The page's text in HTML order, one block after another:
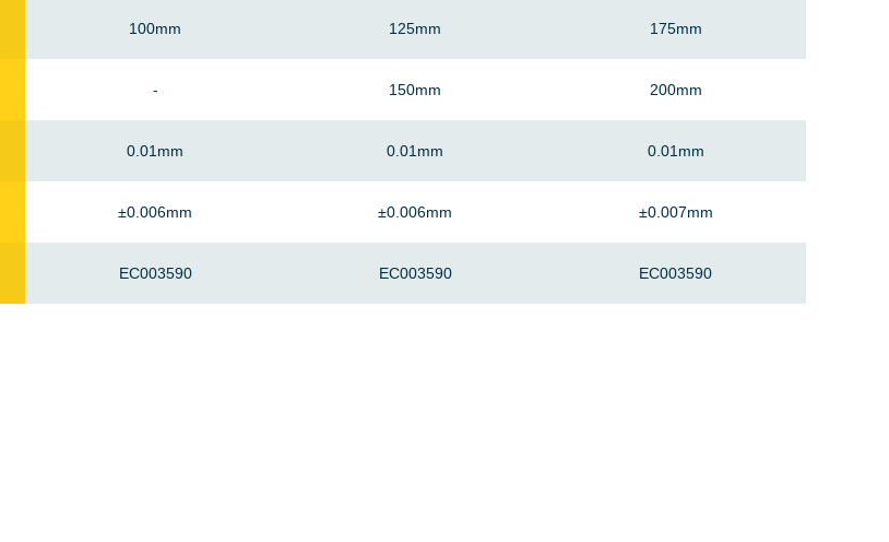
100mm
-
0.01mm
±0.006mm
EC003590
125mm
150mm
0.01mm
±0.006mm
EC003590
175mm
200mm
0.01mm
±0.007mm
EC003590